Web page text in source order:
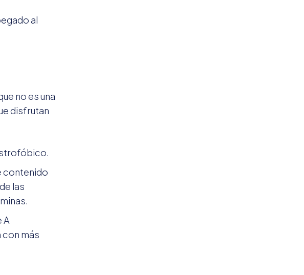
al
no es una
disfrutan
contenido
las
A
más